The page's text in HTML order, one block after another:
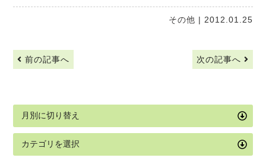
その他 | 2012.01.25
前の記事へ 次の記事へ